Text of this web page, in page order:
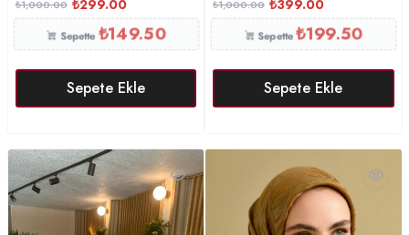
₺1,000.00 ₺299.00
Sepette ₺149.50
Sepete Ekle
₺1,000.00 ₺399.00
Sepette₺199.50
Sepete Ekle